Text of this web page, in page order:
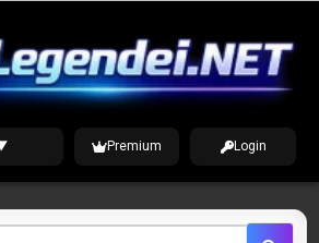
Premium Login